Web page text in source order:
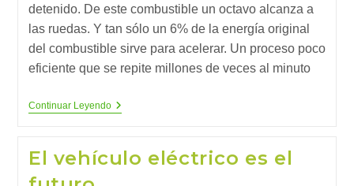
detenido. De este combustible un octavo alcanza a
las ruedas. Y tan sólo un 6% de la energía original
del combustible sirve para acelerar. Un proceso poco
eficiente que se repite millones de veces al minuto
Continuar LeyendoEcoeficiencia
Petróleo
El vehículo eléctrico es el